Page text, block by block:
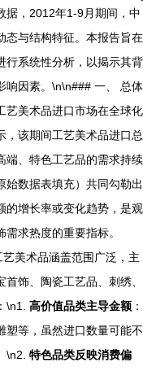
据，2012年1-9月期间，中
态与结构特征。本报告旨在
行系统性分析，以揭示其背
响因素。\n\n### 一、 总体
艺美术品进口市场在全球化
，该期间工艺美术品进口总
端、特色工艺品的需求持续
始数据表填充）共同勾勒出
的增长率或变化趋势，是观
求热度的重要指标。
美术品涵盖范围广泛，主
饰、陶瓷工艺品、刺绣、
\n1. 高价值品类主导金额 ：
塑等，虽然进口数量可能不
\n2. 特色品类反映消费偏